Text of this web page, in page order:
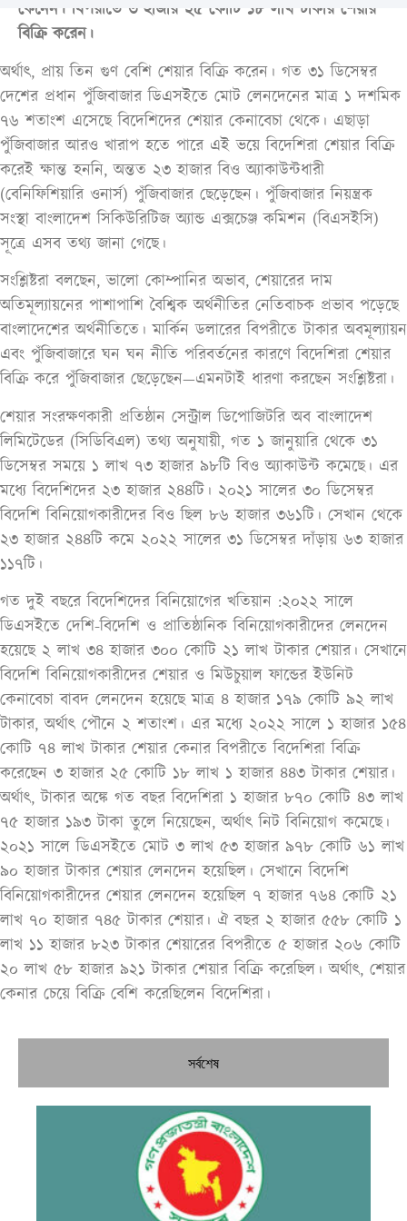
কেনেন। বিপরীতে ৩ হাজার ২৫ কোটি ১৮ লাখ টাকার শেয়ার
বিক্রি করেন।
অর্থাৎ, প্রায় তিন গুণ বেশি শেয়ার বিক্রি করেন। গত ৩১ ডিসেম্বর
দেশের প্রধান পুঁজিবাজার ডিএসইতে মোট লেনদেনের মাত্র ১ দশমিক
৭৬ শতাংশ এসেছে বিদেশিদের শেয়ার কেনাবেচা থেকে। এছাড়া
পুঁজিবাজার আরও খারাপ হতে পারে এই ভয়ে বিদেশিরা শেয়ার বিক্রি
করেই ক্ষান্ত হননি, অন্তত ২৩ হাজার বিও অ্যাকাউন্টধারী
(বেনিফিশিয়ারি ওনার্স) পুঁজিবাজার ছেড়েছেন। পুঁজিবাজার নিয়ন্ত্রক
সংস্থা বাংলাদেশ সিকিউরিটিজ অ্যান্ড এক্সচেঞ্জ কমিশন (বিএসইসি)
সূত্রে এসব তথ্য জানা গেছে।
সংশ্লিষ্টরা বলছেন, ভালো কোম্পানির অভাব, শেয়ারের দাম
অতিমূল্যায়নের পাশাপাশি বৈশ্বিক অর্থনীতির নেতিবাচক প্রভাব পড়েছে
বাংলাদেশের অর্থনীতিতে। মার্কিন ডলারের বিপরীতে টাকার অবমূল্যায়ন
এবং পুঁজিবাজারে ঘন ঘন নীতি পরিবর্তনের কারণে বিদেশিরা শেয়ার
বিক্রি করে পুঁজিবাজার ছেড়েছেন—এমনটাই ধারণা করছেন সংশ্লিষ্টরা।
শেয়ার সংরক্ষণকারী প্রতিষ্ঠান সেন্ট্রাল ডিপোজিটরি অব বাংলাদেশ
লিমিটেডের (সিডিবিএল) তথ্য অনুযায়ী, গত ১ জানুয়ারি থেকে ৩১
ডিসেম্বর সময়ে ১ লাখ ৭৩ হাজার ৯৮টি বিও অ্যাকাউন্ট কমেছে। এর
মধ্যে বিদেশিদের ২৩ হাজার ২৪৪টি। ২০২১ সালের ৩০ ডিসেম্বর
বিদেশি বিনিয়োগকারীদের বিও ছিল ৮৬ হাজার ৩৬১টি। সেখান থেকে
২৩ হাজার ২৪৪টি কমে ২০২২ সালের ৩১ ডিসেম্বর দাঁড়ায় ৬৩ হাজার
১১৭টি।
গত দুই বছরে বিদেশিদের বিনিয়োগের খতিয়ান :২০২২ সালে
ডিএসইতে দেশি-বিদেশি ও প্রাতিষ্ঠানিক বিনিয়োগকারীদের লেনদেন
হয়েছে ২ লাখ ৩৪ হাজার ৩০০ কোটি ২১ লাখ টাকার শেয়ার। সেখানে
বিদেশি বিনিয়োগকারীদের শেয়ার ও মিউচুয়াল ফান্ডের ইউনিট
কেনাবেচা বাবদ লেনদেন হয়েছে মাত্র ৪ হাজার ১৭৯ কোটি ৯২ লাখ
টাকার, অর্থাৎ পৌনে ২ শতাংশ। এর মধ্যে ২০২২ সালে ১ হাজার ১৫৪
কোটি ৭৪ লাখ টাকার শেয়ার কেনার বিপরীতে বিদেশিরা বিক্রি
করেছেন ৩ হাজার ২৫ কোটি ১৮ লাখ ১ হাজার ৪৪৩ টাকার শেয়ার।
অর্থাৎ, টাকার অঙ্কে গত বছর বিদেশিরা ১ হাজার ৮৭০ কোটি ৪৩ লাখ
৭৫ হাজার ১৯৩ টাকা তুলে নিয়েছেন, অর্থাৎ নিট বিনিয়োগ কমেছে।
২০২১ সালে ডিএসইতে মোট ৩ লাখ ৫৩ হাজার ৯৭৮ কোটি ৬১ লাখ
৯০ হাজার টাকার শেয়ার লেনদেন হয়েছিল। সেখানে বিদেশি
বিনিয়োগকারীদের শেয়ার লেনদেন হয়েছিল ৭ হাজার ৭৬৪ কোটি ২১
লাখ ৭০ হাজার ৭৪৫ টাকার শেয়ার। ঐ বছর ২ হাজার ৫৫৮ কোটি ১
লাখ ১১ হাজার ৮২৩ টাকার শেয়ারের বিপরীতে ৫ হাজার ২০৬ কোটি
২০ লাখ ৫৮ হাজার ৯২১ টাকার শেয়ার বিক্রি করেছিল। অর্থাৎ, শেয়ার
কেনার চেয়ে বিক্রি বেশি করেছিলেন বিদেশিরা।
সর্বশেষ